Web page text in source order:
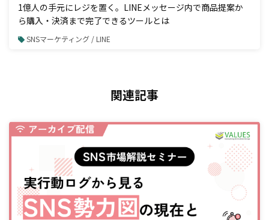
1億人の手元にレジを置く。LINEメッセージ内で商品提案か
ら購入・決済まで完了できるツールとは
SNSマーケティング / LINE
関連記事